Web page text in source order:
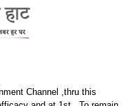
Channel ,thru this